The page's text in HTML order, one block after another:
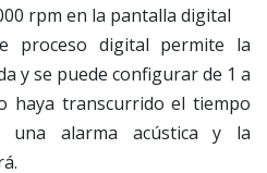
rpm en la pantalla digital
proceso digital permite la
y se puede configurar de 1 a
haya transcurrido el tiempo
una alarma acústica y la